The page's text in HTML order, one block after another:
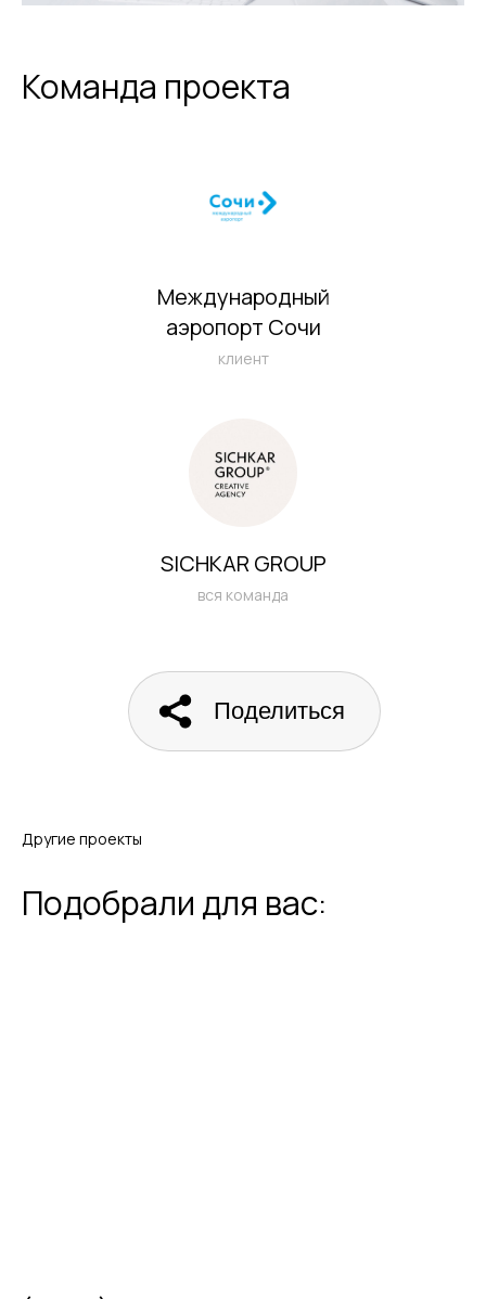
Команда проекта
Международный
аэропорт Сочи
клиент
SICHKAR GROUP
вся команда
Поделиться
Другие проекты
Подобрали для вас:
ЗАКАЗАТЬ
КОНСУЛЬТАЦИЮ
НА 30 МИНУТ
краткую аналитическую справку